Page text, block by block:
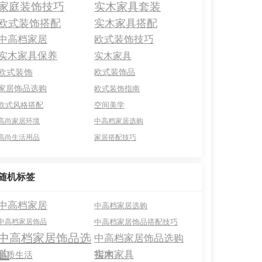
庭装饰技巧 实木家具套装
式装饰搭配 实木家具搭配
高档家居
欧式装饰技巧
木家具保养
实木家具
式装饰
欧式装饰品
居饰品选购
欧式装饰指南
式风格搭配
空间美学
尚家居环境
中高档家居选购
尚生活用品
家居搭配技巧
机标签
高档家居 中高档家居选购
高档家居饰品 中高档家居饰品搭配技巧
高档家居饰品选 中高档家居饰品选购
指南
质生活 实木家具